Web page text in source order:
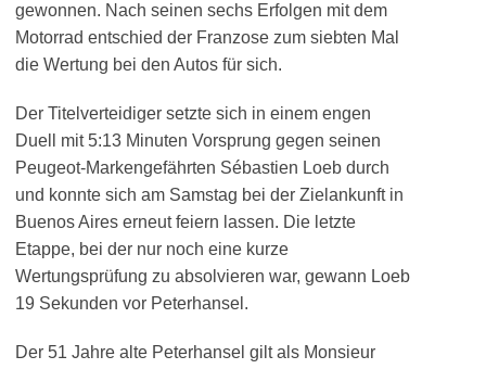
gewonnen. Nach seinen sechs Erfolgen mit dem
Motorrad entschied der Franzose zum siebten Mal
die Wertung bei den Autos für sich.
Der Titelverteidiger setzte sich in einem engen
Duell mit 5:13 Minuten Vorsprung gegen seinen
Peugeot-Markengefährten Sébastien Loeb durch
und konnte sich am Samstag bei der Zielankunft in
Buenos Aires erneut feiern lassen. Die letzte
Etappe, bei der nur noch eine kurze
Wertungsprüfung zu absolvieren war, gewann Loeb
19 Sekunden vor Peterhansel.
Der 51 Jahre alte Peterhansel gilt als Monsieur